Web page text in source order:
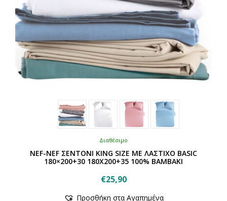
Διαθέσιμο
NEF-NEF ΣΕΝΤΟΝΙ KING SIZE ΜΕ ΛΑΣΤΙΧΟ BASIC
180×200+30 180Χ200+35 100% BAMBAKI
€25,90
Προσθήκη στα Αγαπημένα